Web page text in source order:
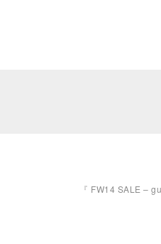
『 FW14 SALE –